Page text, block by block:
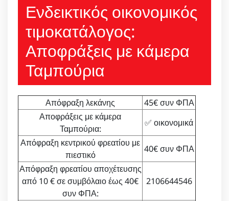
Ενδεικτικός οικονομικός
τιμοκατάλογος:
Αποφράξεις με κάμερα
Ταμπούρια
Απόφραξη λεκάνης
45€ συν ΦΠΑ
Αποφράξεις με κάμερα
Ταμπούρια:
✅ οικονομικά
Απόφραξη κεντρικού φρεατίου με
πιεστικό
40€ συν ΦΠΑ
Απόφραξη φρεατίου αποχέτευσης
από 10 € σε συμβόλαιο έως 40€
συν ΦΠΑ:
2106644546